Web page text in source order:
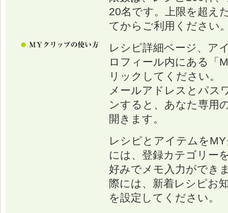
20名です。上限を超え
てからご利用ください
レシピ詳細ページ、ア
ロフィール内にある「
リックしてください。
メールアドレスとパス
ンすると、あなた専用
開きます。
レシピとアイテムを
には、登録カテゴリー
好みでメモ入力ができ
際には、新着レシピお
を設定してください。